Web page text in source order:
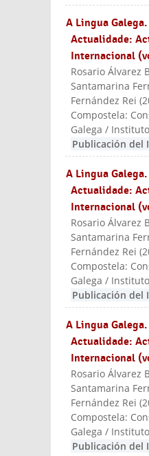
A Lingua
Actualidade:
Internacional
Rosario Álvarez
Santamarina
Fernández Rei (
Compostela:
Galega /
Publicación del
A Lingua
Actualidade:
Internacional
Rosario Álvarez
Santamarina
Fernández Rei (
Compostela:
Galega /
Publicación del
A Lingua
Actualidade:
Internacional
Rosario Álvarez
Santamarina
Fernández Rei (
Compostela:
Galega /
Publicación del